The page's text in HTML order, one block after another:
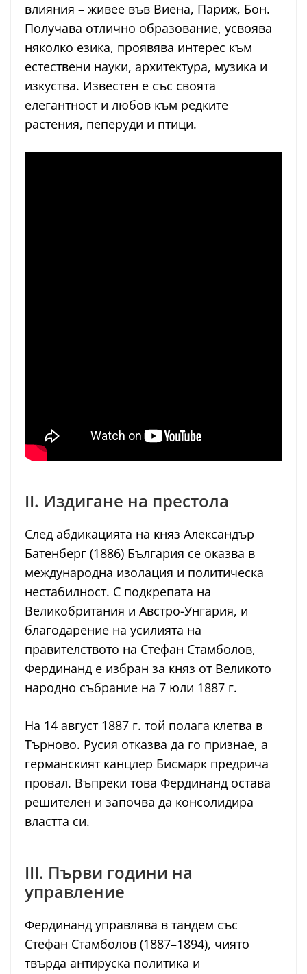
влияния – живее във Виена, Париж, Бон.
Получава отлично образование, усвоява
няколко езика, проявява интерес към
естествени науки, архитектура, музика и
изкуства. Известен е със своята
елегантност и любов към редките
растения, пеперуди и птици.
II. Издигане на престола
След абдикацията на княз Александър
Батенберг (1886) България се оказва в
международна изолация и политическа
нестабилност. С подкрепата на
Великобритания и Австро-Унгария, и
благодарение на усилията на
правителството на Стефан Стамболов,
Фердинанд е избран за княз от Великото
народно събрание на 7 юли 1887 г.
На 14 август 1887 г. той полага клетва в
Търново. Русия отказва да го признае, а
германският канцлер Бисмарк предрича
провал. Въпреки това Фердинанд остава
решителен и започва да консолидира
властта си.
III. Първи години на
управление
Фердинанд управлява в тандем със
Стефан Стамболов (1887–1894), чиято
твърда антируска политика и